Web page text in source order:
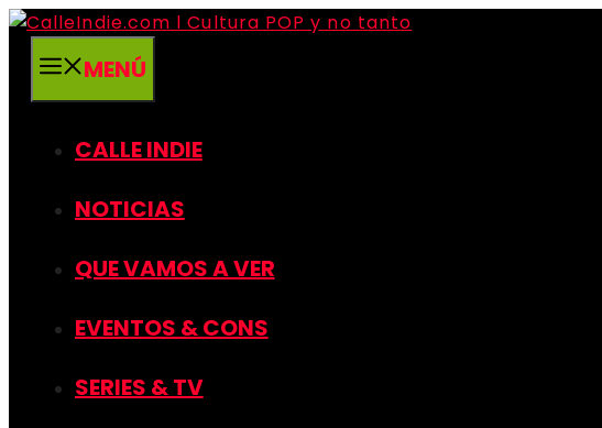
Saltar
contenidoMENÚ
CALLE INDIE
NOTICIAS
QUE VAMOS A VER
EVENTOS & CONS
SERIES & TV